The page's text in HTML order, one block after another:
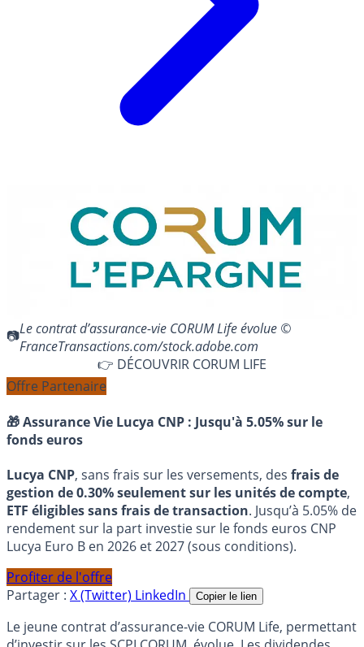
Le contrat d’assurance-vie CORUM Life évolue ©
FranceTransactions.com/stock.adobe.com
👉 DÉCOUVRIR CORUM LIFE
Offre Partenaire
🎁 Assurance Vie Lucya CNP : Jusqu'à 5.05% sur le
fonds euros
Lucya CNP, sans frais sur les versements, des frais de
gestion de 0.30% seulement sur les unités de compte,
ETF éligibles sans frais de transaction. Jusqu’à 5.05% de
rendement sur la part investie sur le fonds euros CNP
Lucya Euro B en 2026 et 2027 (sous conditions).
Profiter de l'offre
Partager : X (Twitter) LinkedIn Copier le lien
Le jeune contrat d’assurance-vie CORUM Life, permettant